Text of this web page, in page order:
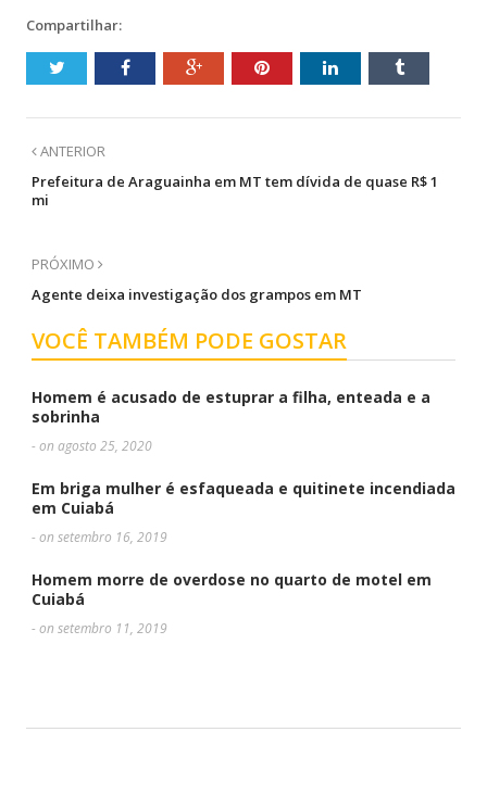
Compartilhar:
ANTERIOR
Prefeitura de Araguainha em MT tem dívida de quase R$ 1
mi
PRÓXIMO
Agente deixa investigação dos grampos em MT
VOCÊ TAMBÉM PODE GOSTAR
Homem é acusado de estuprar a filha, enteada e a
sobrinha
- on agosto 25, 2020
Em briga mulher é esfaqueada e quitinete incendiada
em Cuiabá
- on setembro 16, 2019
Homem morre de overdose no quarto de motel em
Cuiabá
- on setembro 11, 2019